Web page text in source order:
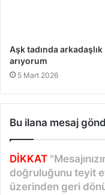
Aşk tadında arkadaşlık
arıyorum
5 Mart 2026
Bu ilana mesaj
DİKKAT
doğruluğunu teyit
üzerinden geri